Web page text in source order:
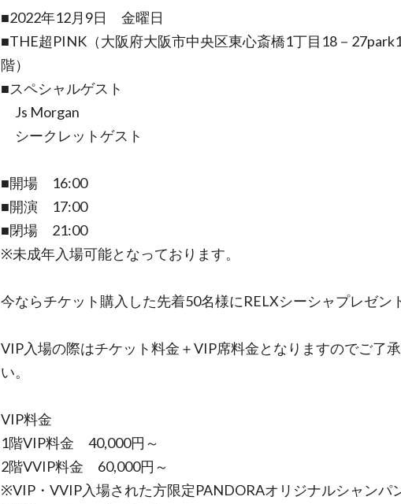
■2022年12月9日 金曜日
■THE超PINK（大阪府大阪市中央区東心斎橋1丁目18－
階）
■スペシャルゲスト
Js Morgan
シークレットゲスト
■開場 16:00
■開演 17:00
■閉場 21:00
※未成年入場可能となっております。
今ならチケット購入した先着50名様にRELXシーシャプレゼン
VIP入場の際はチケット料金＋VIP席料金となりますのでご了
い。
VIP料金
1階VIP料金 40,000円～
2階VVIP料金 60,000円～
※VIP・VVIP入場された方限定PANDORAオリジナルシャンパ